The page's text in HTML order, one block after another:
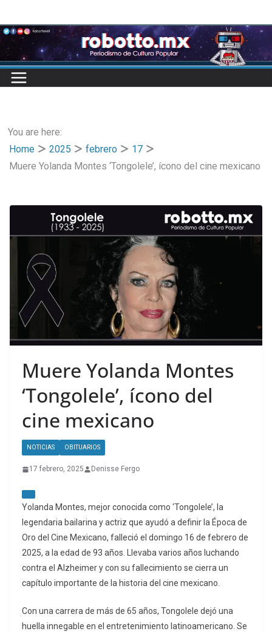
to
content
You are here:
Home
2025 febrero
17
Muere Yolanda Montes ‘Tongolele’, ícono del cine mexicano
Muere Yolanda Montes
‘Tongolele’, ícono del
cine mexicano
NOTICIAS OBITUARIOS
17 febrero, 2025 Denisse Fergo
Yolanda Montes, mejor conocida como ‘Tongolele’, la
legendaria bailarina y actriz que ayudó a definir la Época de
Oro del Cine Mexicano, falleció el domingo 16 de febrero de
2025, a la edad de 93 años. Llevaba varios años luchando
contra el Alzheimer y con su fallecimiento se cierra un
capítulo importante de la historia del cine mexicano.
Con una carrera de más de 65 años, Tongolele dejó una
huella innegable en el entretenimiento latinoamericano. Se